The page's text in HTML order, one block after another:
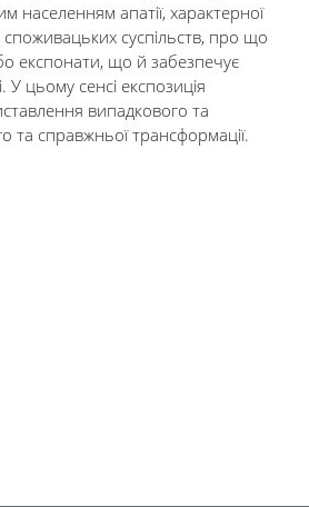
населенням апатії, характерної
суспільств, про що
експонати, що й забезпечує
У цьому сенсі експозиція
випадкового та
та справжньої трансформації.